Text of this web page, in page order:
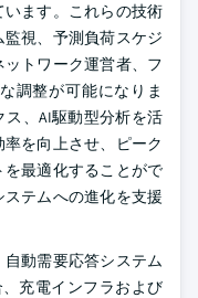
います。これらの技術
視、予測負荷スケジ
トワーク運営者、フ
調整が可能になりま
、AI駆動型分析を活
を向上させ、ピーク
最適化することがで
ステムへの進化を支援
自動需要応答システム
充電インフラおよび